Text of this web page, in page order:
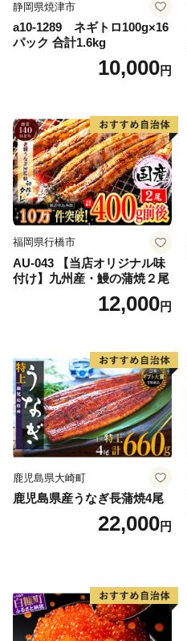
静岡県焼津市
a10-1289 ネギトロ100g×16
パック 合計1.6kg
10,000円
福岡県行橋市
AU-043 【当店オリジナル味
付け】九州産・鰻の蒲焼２尾
12,000円
鹿児島県大崎町
鹿児島県産うなぎ長蒲焼4尾
22,000円